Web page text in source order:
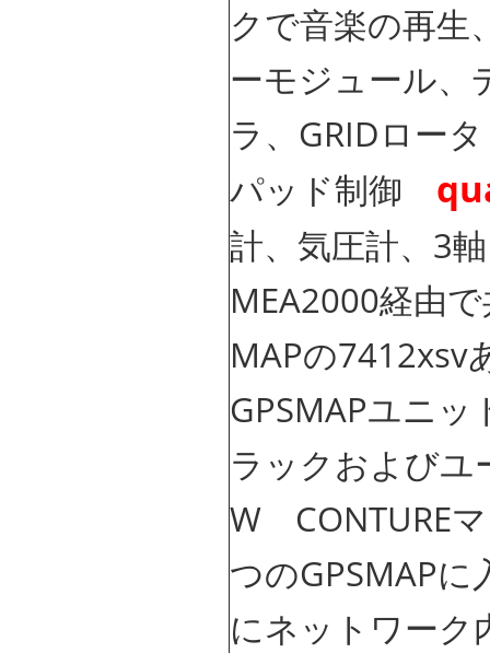
クで音楽の再生
ーモジュール、
ラ、GRIDロー
パッド制御
計、気圧計、3
MEA2000経由
MAPの7412xsv
GPSMAPユニ
ラックおよびユ
W CONTURE
つのGPSMAP
にネットワーク